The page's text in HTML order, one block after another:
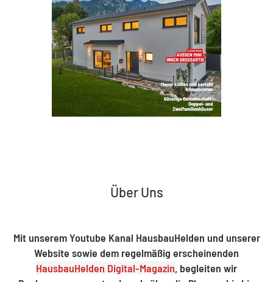
Über Uns
Mit unserem Youtube Kanal HausbauHelden und unserer
Website sowie dem regelmäßig erscheinenden
HausbauHelden Digital-Magazin, begleiten wir